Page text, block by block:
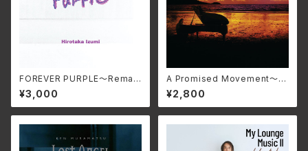
FOREVER PURPLE〜Remas
tered Edition〜/和泉宏隆
MMF-615
¥3,000
A Promised Movement〜 R
emastered Edition〜/和泉宏
隆 MMF-613
¥2,800